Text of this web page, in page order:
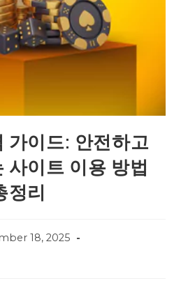
가이드: 안전하고
사이트 이용 방법
정리
18, 2025